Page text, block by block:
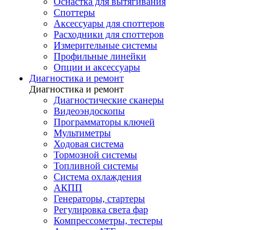
Споттеры
Аксессуары для споттеров
Расходники для споттеров
Измерительные системы
Профильные линейки
Опции и аксессуары
Диагностика и ремонт
Диагностика и ремонт
Диагностические сканеры
Видеоэндоскопы
Программаторы ключей
Мультиметры
Ходовая система
Тормозной системы
Топливной системы
Система охлаждения
АКПП
Генераторы, стартеры
Регулировка света фар
Компрессометры, тестеры